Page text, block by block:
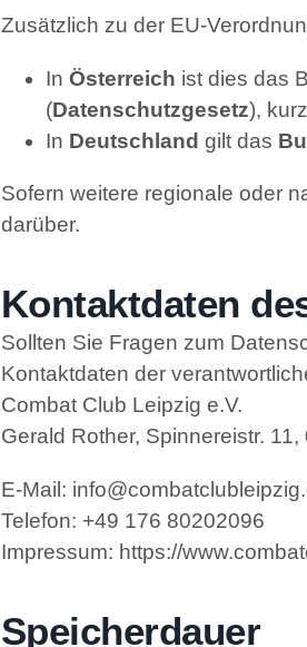
Zusätzlich zu der EU-
In Österreich ist dies das
(Datenschutzgesetz), kurz
In Deutschland gilt das
Sofern weitere regionale oder
darüber.
Kontaktdaten
Sollten Sie Fragen zum
Kontaktdaten der
Combat Club Leipzig e.V.
Gerald Rother, Spinnereistr.
E-Mail:
Telefon: +49 176 80202096
Impressum: https://
Speicherdauer